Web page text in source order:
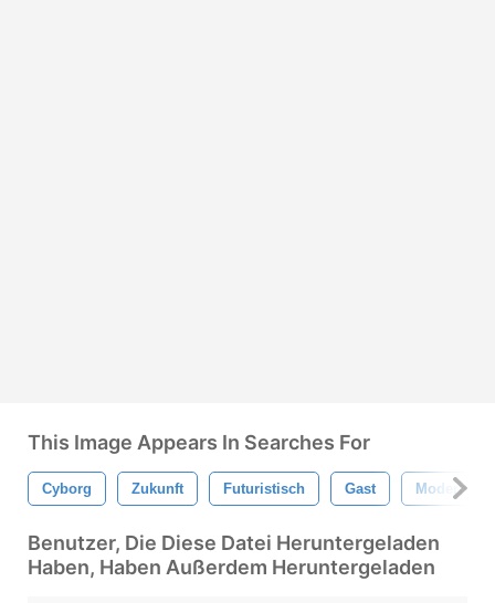
This Image Appears In Searches For
Cyborg Zukunft Futuristisch Gast Modern
Benutzer, Die Diese Datei Heruntergeladen
Haben, Haben Außerdem Heruntergeladen